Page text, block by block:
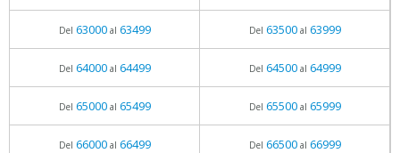
Del 63000al 63499 Del 63500al 63999
Del 64000al 64499 Del 64500al 64999
Del 65000al 65499 Del 65500al 65999
Del 66000al 66499 Del 66500al 66999